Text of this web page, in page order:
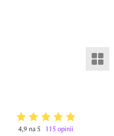
4,9 na 5 115 opinii